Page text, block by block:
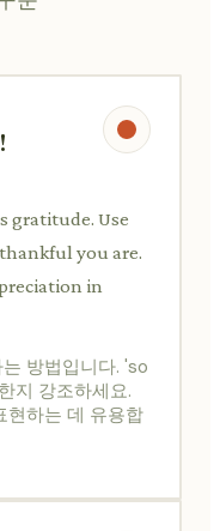
gratitude. Use
you are.
in
방법입니다. 'so
지 강조하세요.
현하는 데 유용합